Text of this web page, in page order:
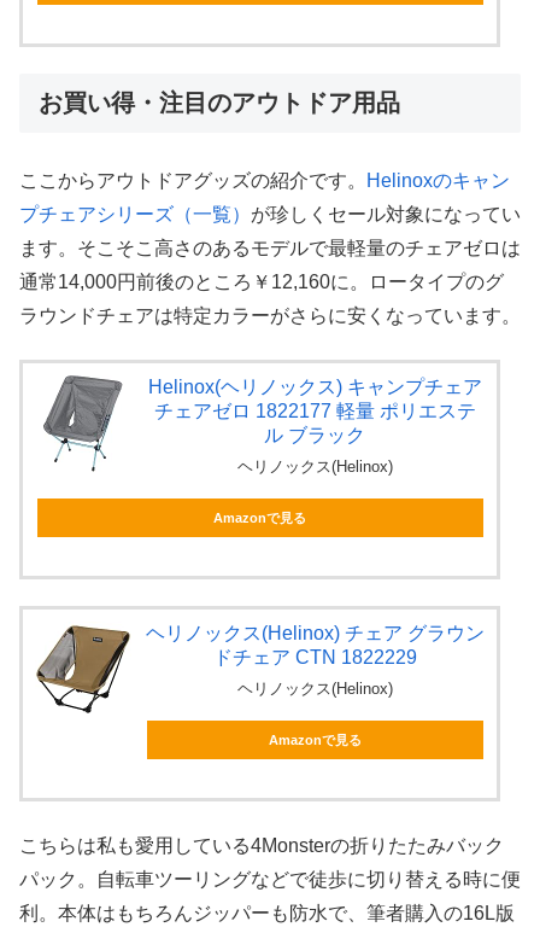
お買い得・注目のアウトドア用品
ここからアウトドアグッズの紹介です。
Helinoxのキャン
プチェアシリーズ（一覧） が珍しくセール対象になってい
ます。そこそこ高さのあるモデルで最軽量のチェアゼロは
通常14,000円前後のところ￥12,160に。ロータイプのグ
ラウンドチェアは特定カラーがさらに安くなっています。
Helinox(ヘリノックス) キャンプチェア
チェアゼロ 1822177 軽量 ポリエステ
ル ブラック
ヘリノックス(Helinox)
Amazonで見る
ヘリノックス(Helinox) チェア グラウン
ドチェア CTN 1822229
ヘリノックス(Helinox)
Amazonで見る
こちらは私も愛用している4Monsterの折りたたみバック
パック。自転車ツーリングなどで徒歩に切り替える時に便
利。本体はもちろんジッパーも防水で、筆者購入の16L版